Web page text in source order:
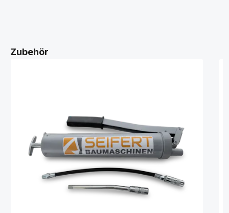
Zubehör